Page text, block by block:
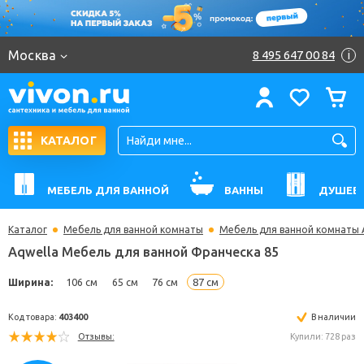
Москва 8 495 647 00 84 i
КАТАЛОГ
МЕБЕЛЬ ДЛЯ ВАННОЙ ВАННЫ
Каталог Мебель для ванной комнаты Мебель для ванной комнаты
Aqwella Мебель для ванной Франческа 85
Ширина: 106 см